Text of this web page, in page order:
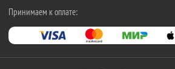
Принимаем к оплате: